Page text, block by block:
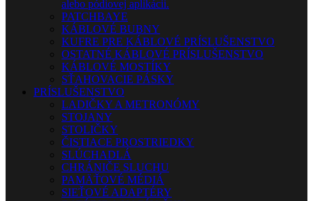
alebo pódiovej aplikácii.
PATCHBAYE
KÁBLOVÉ BUBNY
KUFRE PRE KÁBLOVÉ PRÍSLUŠENSTVO
OSTATNÉ KÁBLOVÉ PRÍSLUŠENSTVO
KÁBLOVÉ MOSTÍKY
SŤAHOVACIE PÁSKY
PRÍSLUŠENSTVO
LADIČKY A METRONÓMY
STOJANY
STOLIČKY
ČISTIACE PROSTRIEDKY
SLÚCHADLÁ
CHRÁNIČE SLUCHU
PAMÄŤOVÉ MÉDIÁ
SIEŤOVÉ ADAPTÉRY